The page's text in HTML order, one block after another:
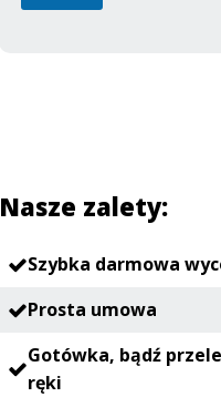
Nasze zalety:
Szybka darmowa
Prosta umowa
Gotówka, bądź
ręki